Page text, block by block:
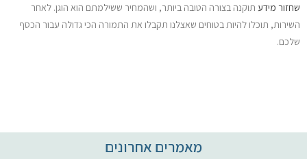
שחזור מידע תוקנה בצורה הטובה ביותר, ושהמחיר ששילמתם הוא הוגן. לאחר
השירות, תוכלו להיות בטוחים שאצלנו תקבלו את התמורה הכי גדולה עבור הכסף
שלכם.
מאמרים אחרונים